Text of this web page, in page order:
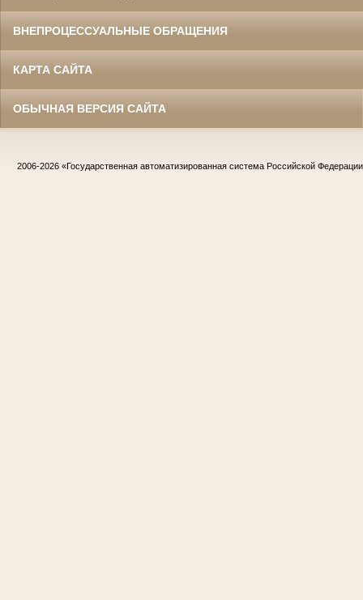
ВНЕПРОЦЕССУАЛЬНЫЕ ОБРАЩЕНИЯ
КАРТА САЙТА
ОБЫЧНАЯ ВЕРСИЯ САЙТА
2006-2026 «Государственная автоматизированная система Российской